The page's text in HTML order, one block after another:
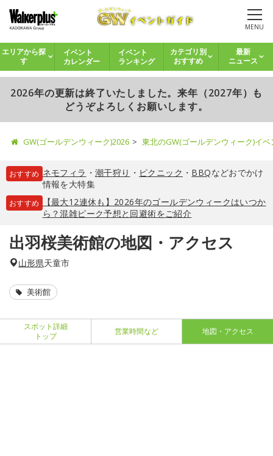
MENU
エリアから探
す
イベント
カレンダー
イベント
ランキング
カテゴリ別
おすすめ
最新
ニュース
2026年の更新は終了いたしました。来年（2027年）も
どうぞよろしくお願いします。
GW(ゴールデンウィーク)2026 東北のGW(ゴールデンウィーク)イ
おすすめ ネモフィラ ・ 潮干狩り ・ ピクニック ・ BBQなどおでかけ
情報を大特集
おすすめ
【最大12連休も】2026年のゴールデンウィークはいつか
ら？混雑ピーク予想と回避術をご紹介
出羽桜美術館の地図・アクセス
山形県天童市
美術館
スポット詳細
トップ
営業時間など 地図・アクセス